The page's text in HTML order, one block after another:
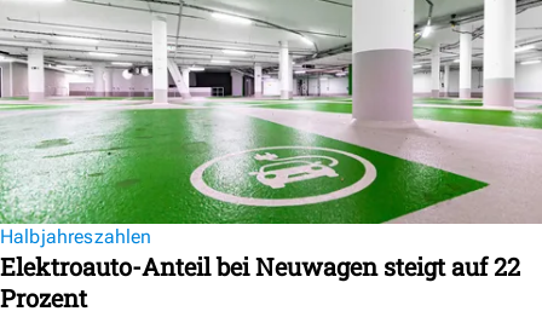
Halbjahreszahlen
Elektroauto-Anteil bei Neuwagen steigt auf 22
Prozent